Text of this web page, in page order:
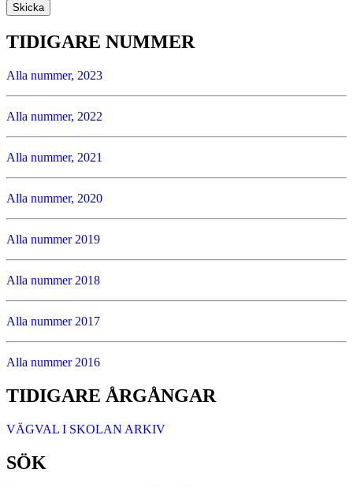
TIDIGARE NUMMER
Alla nummer, 2023
Alla nummer, 2022
Alla nummer, 2021
Alla nummer, 2020
Alla nummer 2019
Alla nummer 2018
Alla nummer 2017
Alla nummer 2016
TIDIGARE ÅRGÅNGAR
VÄGVAL I SKOLAN ARKIV
SÖK